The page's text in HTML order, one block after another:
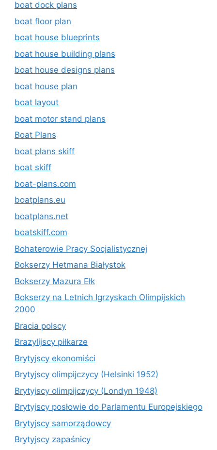
boat dock plans
boat floor plan
boat house blueprints
boat house building plans
boat house designs plans
boat house plan
boat layout
boat motor stand plans
Boat Plans
boat plans skiff
boat skiff
boat-plans.com
boatplans.eu
boatplans.net
boatskiff.com
Bohaterowie Pracy Socjalistycznej
Bokserzy Hetmana Białystok
Bokserzy Mazura Ełk
Bokserzy na Letnich Igrzyskach Olimpijskich
2000
Bracia polscy
Brazylijscy piłkarze
Brytyjscy ekonomiści
Brytyjscy olimpijczycy (Helsinki 1952)
Brytyjscy olimpijczycy (Londyn 1948)
Brytyjscy posłowie do Parlamentu Europejskiego
Brytyjscy samorządowcy
Brytyjscy zapaśnicy